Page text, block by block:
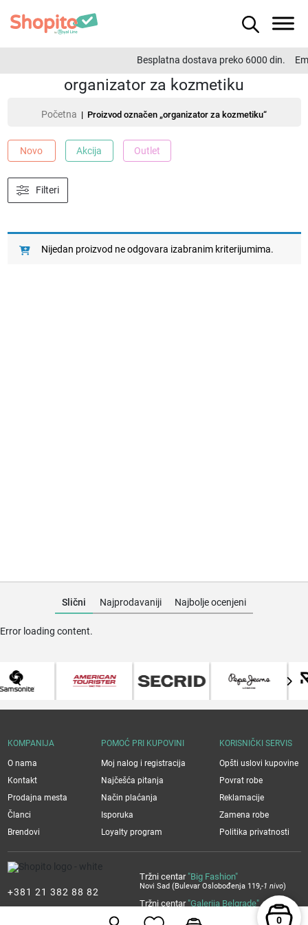
Besplatna dostava preko 6000 din.
organizator za kozmetiku
Početna | Proizvod označen „organizator za kozmetiku“
Novo Akcija Outlet
Filteri
Nijedan proizvod ne odgovara izabranim kriterijumima.
Slični Najprodavaniji Najbolje ocenjeni
Error loading content.
+381 21 382 88 82
Tržni centar "Big Fashion"
Novi Sad (Bulevar Oslobođenja 119,-1 nivo)
Tržni centar "Galerija Belgrade"
Beograd (Bulevar Vudroa Vilsona 12, 2. sprat)
KOMPANIJA
O nama
Kontakt
Prodajna mesta
Članci
Brendovi
POMOĆ PRI KUPOVINI
Moj nalog i registracija
Najčešća pitanja
Način plaćanja
Isporuka
Loyalty program
KORISNIČKI SERVIS
Opšti uslovi kupovine
Povrat robe
Reklamacije
Zamena robe
Politika privatnosti
0